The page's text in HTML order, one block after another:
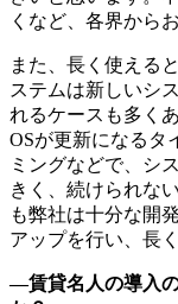
くなど、各界から
また、長く使える
ステムは新しいシ
れるケースも多く
OSが更新になるタ
ミングなどで、シ
きく、続けられな
も弊社は十分な開
アップを行い、長
―賃貸名人の導入